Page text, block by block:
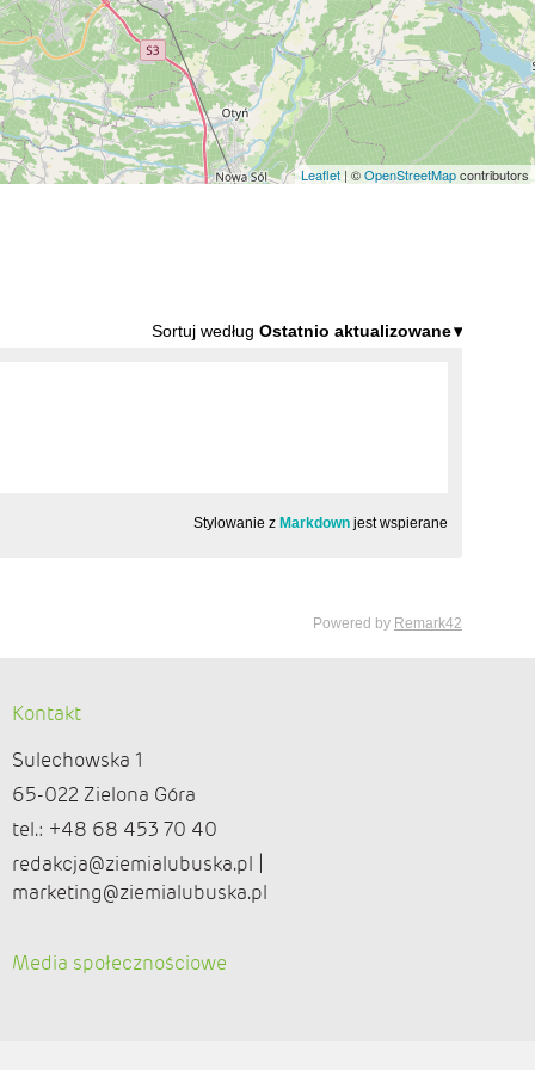
Leaflet | ©OpenStreetMapcontributors
Kontakt
Sulechowska 1
65-022 Zielona Góra
tel.: +48 68 453 70 40
redakcja@ziemialubuska.pl |
marketing@ziemialubuska.pl
Media społecznościowe